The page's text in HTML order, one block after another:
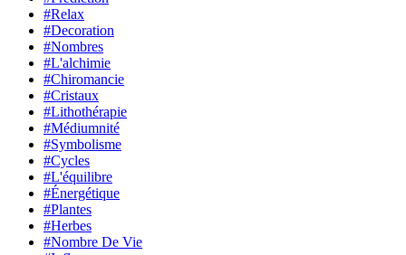
#Relax
#Decoration
#Nombres
#L'alchimie
#Chiromancie
#Cristaux
#Lithothérapie
#Médiumnité
#Symbolisme
#Cycles
#L'équilibre
#Énergétique
#Plantes
#Herbes
#Nombre De Vie